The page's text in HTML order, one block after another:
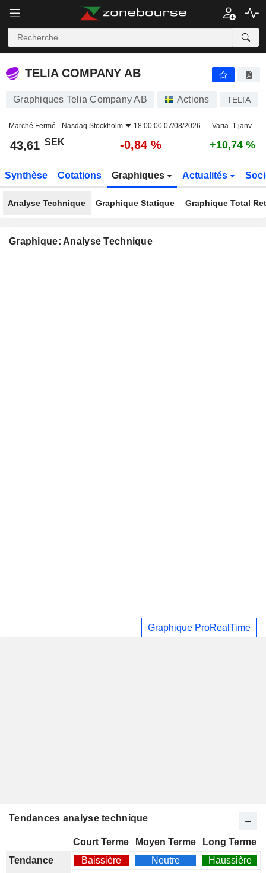
TELIA COMPANY AB
TELIA COMPANY AB
Graphiques Telia Company AB Actions TELIA
Marché Fermé - Nasdaq Stockholm 18:00:00 07/08/2026 Varia. 1 janv.
43,61 SEK -0,84 % +10,74 %
Synthèse Cotations Graphiques Actualités
Analyse Technique Graphique Statique Graphique Total
Graphique: Analyse Technique
Graphique ProRealTime
Tendances analyse technique
Court Terme Moyen Terme
Long Terme
Tendance
Baissière Neutre
Haussière